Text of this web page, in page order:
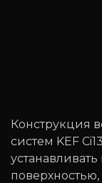
Конструкция
систем KEF